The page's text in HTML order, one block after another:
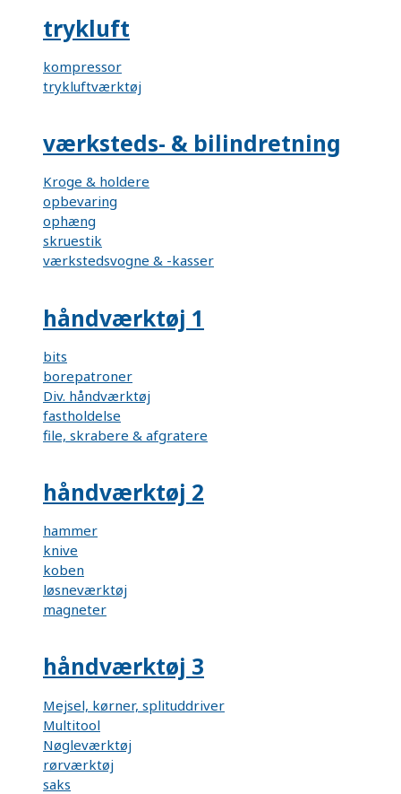
trykluft
kompressor
trykluftværktøj
værksteds- & bilindretning
Kroge & holdere
opbevaring
ophæng
skruestik
værkstedsvogne & -kasser
håndværktøj 1
bits
borepatroner
Div. håndværktøj
fastholdelse
file, skrabere & afgratere
håndværktøj 2
hammer
knive
koben
løsneværktøj
magneter
håndværktøj 3
Mejsel, kørner, splituddriver
Multitool
Nøgleværktøj
rørværktøj
saks